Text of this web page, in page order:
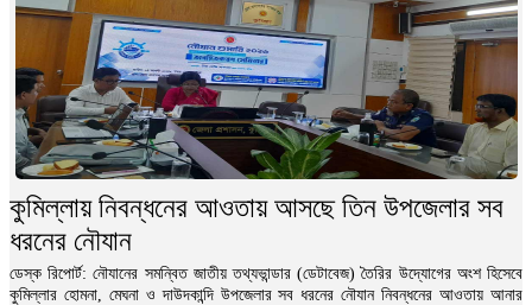
এবার স্বাধীনতার সংগ্রাম
মোহাম্মদ ওমর ফারুক দেওয়ান: ‘এবার স্বাধীনতার
সংগ্রাম’-১৯৭১ সালের ৮ই মার্চের দৈনিক সংবাদ পত্রিকার...
বিস্তারিত
নিজ বাসায় বসে এইচএসসি পরীক্ষা দিলেন পৌর মেয়র !
ডেস্ক রিপোর্ট: শুক্রবার (২৪ ডিসেম্বর) নিজ বাসায় পরীক্ষার
কুমিল্লায় নিবন্ধনের আওতায় আসছে তিন উপজেলার সব
ধরনের নৌযান
ডেস্ক রিপোর্ট: নৌযানের সমন্বিত জাতীয় তথ্যভান্ডার (ডেটাবেজ) তৈরির উদ্যোগের অংশ হিসেবে
কুমিল্লার হোমনা, মেঘনা ও দাউদকান্দি উপজেলার সব ধরনের নৌযান নিবন্ধনের আওতায় আনার